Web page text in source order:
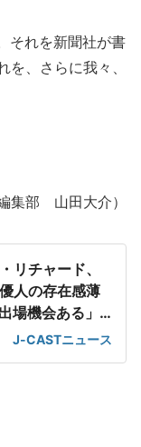
それを新聞社が書
、さらに我々、
集部 山田大介）
リチャード、
人の存在感薄
場機会ある」
J-CASTニュース